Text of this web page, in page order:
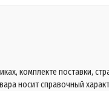
комплекте поставки,
носит справочный